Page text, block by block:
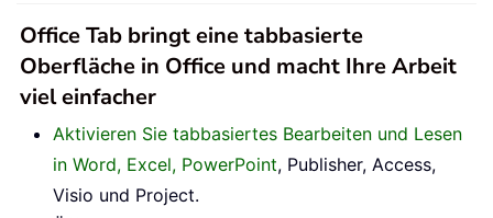
Office Tab bringt eine tabbasierte
Oberfläche in Office und macht Ihre Arbeit
viel einfacher
Aktivieren Sie tabbasiertes Bearbeiten und Lesen
in Word, Excel, PowerPoint, Publisher, Access,
Visio und Project.